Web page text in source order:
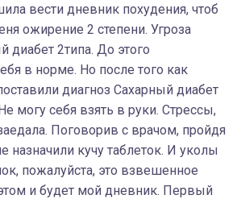
вести дневник похудения, чтоб
ожирение 2 степени. Угроза
диабет 2типа. До этого
в норме. Но после того как
диагноз Сахарный диабет
могу себя взять в руки. Стрессы,
Поговорив с врачом, пройдя
назначили кучу таблеток. И уколы
пожалуйста, это взвешенное
и будет мой дневник. Первый